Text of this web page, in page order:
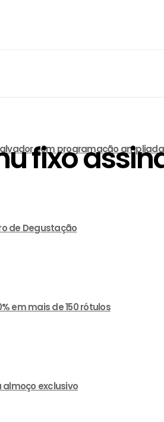
com programação ampliada
de Degustação
em mais de 150 rótulos
exclusivo
fixo